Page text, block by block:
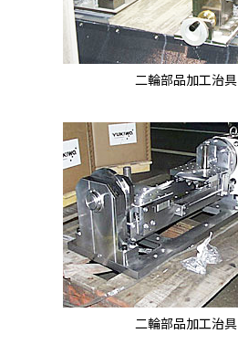
二輪部品加工治具
二輪部品加工治具